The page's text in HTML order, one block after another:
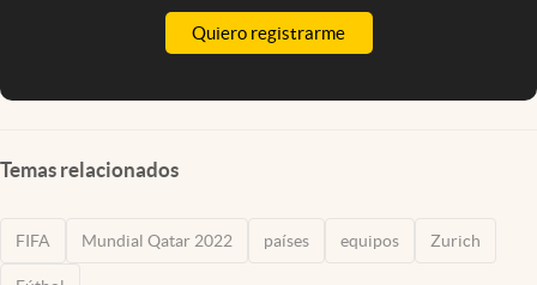
Quiero registrarme
Temas relacionados
FIFA Mundial Qatar 2022 países equipos Zurich